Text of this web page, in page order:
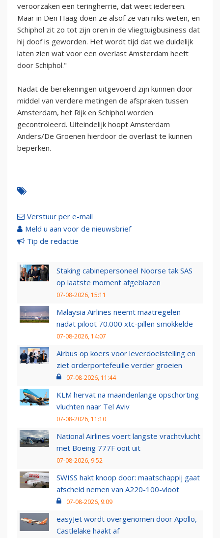
veroorzaken een teringherrie, dat weet iedereen.
Maar in Den Haag doen ze alsof ze van niks weten, en
Schiphol zit zo tot zijn oren in de vliegtuigbusiness dat
hij doof is geworden. Het wordt tijd dat we duidelijk
laten zien wat voor een overlast Amsterdam heeft
door Schiphol."
Nadat de berekeningen uitgevoerd zijn kunnen door
middel van verdere metingen de afspraken tussen
Amsterdam, het Rijk en Schiphol worden
gecontroleerd. Uiteindelijk hoopt Amsterdam
Anders/De Groenen hierdoor de overlast te kunnen
beperken.
Verstuur per e-mail
Meld u aan voor de nieuwsbrief
Tip de redactie
Staking cabinepersoneel Noorse tak SAS
op laatste moment afgeblazen
07-08-2026, 15:11
Malaysia Airlines neemt maatregelen
nadat piloot 70.000 xtc-pillen smokkelde
07-08-2026, 14:07
Airbus op koers voor leverdoelstelling en
ziet orderportefeuille verder groeien
07-08-2026, 11:44
KLM hervat na maandenlange opschorting
vluchten naar Tel Aviv
07-08-2026, 11:10
National Airlines voert langste vrachtvlucht
met Boeing 777F ooit uit
07-08-2026, 9:52
SWISS hakt knoop door: maatschappij gaat
afscheid nemen van A220-100-vloot
07-08-2026, 9:09
easyJet wordt overgenomen door Apollo,
Castlelake haakt af